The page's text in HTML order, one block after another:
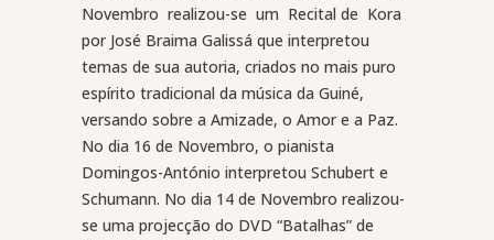
Novembro realizou-se um Recital de Kora
por José Braima Galissá que interpretou
temas de sua autoria, criados no mais puro
espírito tradicional da música da Guiné,
versando sobre a Amizade, o Amor e a Paz.
No dia 16 de Novembro, o pianista
Domingos-António interpretou Schubert e
Schumann. No dia 14 de Novembro realizou-
se uma projecção do DVD “Batalhas” de